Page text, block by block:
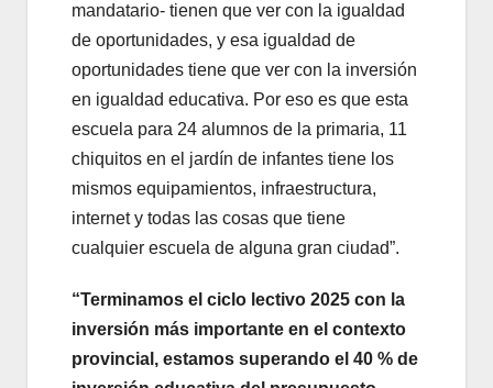
mandatario- tienen que ver con la igualdad
de oportunidades, y esa igualdad de
oportunidades tiene que ver con la inversión
en igualdad educativa. Por eso es que esta
escuela para 24 alumnos de la primaria, 11
chiquitos en el jardín de infantes tiene los
mismos equipamientos, infraestructura,
internet y todas las cosas que tiene
cualquier escuela de alguna gran ciudad”.
“Terminamos el ciclo lectivo 2025 con la
inversión más importante en el contexto
provincial, estamos superando el 40 % de